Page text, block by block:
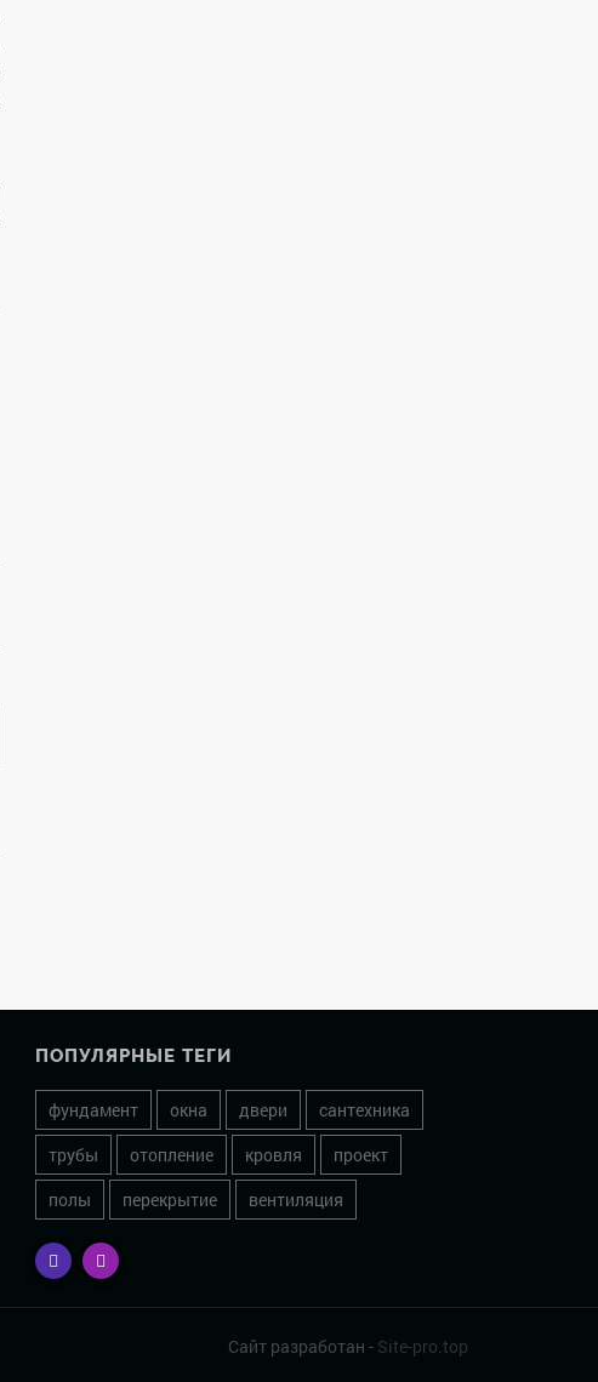
ПОПУЛЯРНЫЕ ТЕГИ
фундамент окна двери
сантехника
трубы
отопление кровля
проект
полы
перекрытие вентиляция
Сайт разработан - Site-pro.top